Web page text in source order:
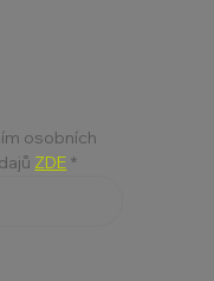
osobních
ZDE *